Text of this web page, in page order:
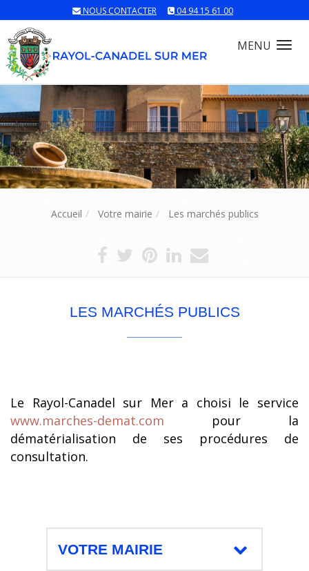
NOUS CONTACTER 04 94 15 61 00
MENU
Accueil Votre mairie Les marchés publics
LES MARCHÉS PUBLICS
Le Rayol-Canadel sur Mer a choisi le service
www.marches-demat.com pour la
dématérialisation de ses procédures de
consultation.
VOTRE MAIRIE